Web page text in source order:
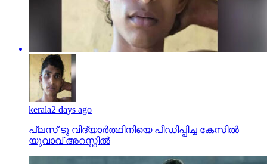
kerala2 days ago
പ്ലസ് ടു വിദ്യാര്‍ത്ഥിനിയെ പീഡിപ്പിച്ച കേസില്‍
യുവാവ് അറസ്റ്റില്‍